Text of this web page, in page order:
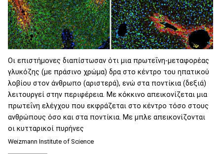
Οι επιστήμονες διαπίστωσαν ότι μια πρωτεΐνη-μεταφορέας
γλυκόζης (με πράσινο χρώμα) δρα στο κέντρο του ηπατικού
λοβίου στον άνθρωπο (αριστερά), ενώ στα ποντίκια (δεξιά)
λειτουργεί στην περιφέρεια. Με κόκκινο απεικονίζεται μια
πρωτεΐνη ελέγχου που εκφράζεται στο κέντρο τόσο στους
ανθρώπους όσο και στα ποντίκια. Με μπλε απεικονίζονται
οι κυτταρικοί πυρήνες
Weizmann Institute of Science